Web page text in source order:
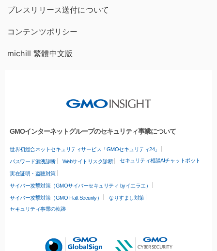
プレスリリース送付について
コンテンツポリシー
michill 繁體中文版
GMOインターネットグループのセキュリティ事業について
世界初総合ネットセキュリティサービス「GMOセキュリティ24」
パスワード漏洩診断 Webサイトリスク診断 セキュリティ相談AIチャットボット
実在証明・盗聴対策
サイバー攻撃対策（GMOサイバーセキュリティ byイエラエ）
サイバー攻撃対策（GMO Flatt Security）
なりすまし対策
セキュリティ事業の軌跡